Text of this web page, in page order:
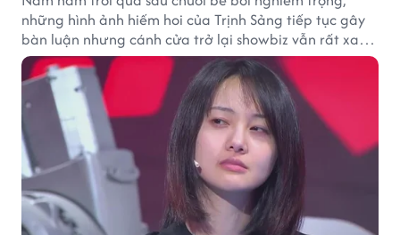
những hình ảnh hiếm hoi của Trịnh Sảng tiếp tục gây
bàn luận nhưng cánh cửa trở lại showbiz vẫn rất xa
vời.